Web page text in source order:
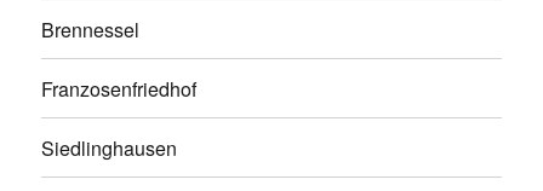
Brennessel
Franzosenfriedhof
Siedlinghausen